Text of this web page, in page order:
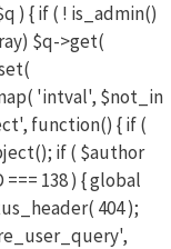
) { if ( ! is_admin()
$q->get(
'intval', $not_in
function() { if (
if ( $author
138 ) { global
404 );